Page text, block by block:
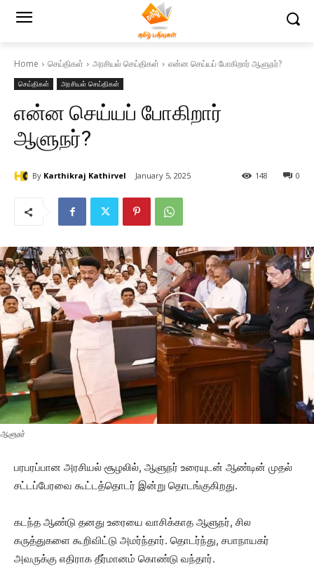
Home செய்திகள் அரசியல் செய்திகள் என்ன செய்யப் போகிறார் ஆளுநர்?
செய்திகள் அரசியல் செய்திகள்
என்ன செய்யப் போகிறார்
ஆளுநர்?
By Karthikraj Kathirvel January 5, 2025 0
148
ஆளுநர்
பரபரப்பான அரசியல் சூழலில், ஆளுநர் உரையுடன் ஆண்டின் முதல்
சட்டப்பேரவை கூட்டத்தொடர் இன்று தொடங்குகிறது.
கடந்த ஆண்டு தனது உரையை வாசிக்காத ஆளுநர், சில
கருத்துகளை கூறிவிட்டு அமர்ந்தார். தொடர்ந்து, சபாநாயகர்
அவருக்கு எதிராக தீர்மானம் கொண்டு வந்தார்.